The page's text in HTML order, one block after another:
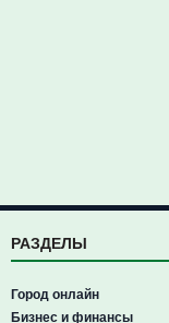
РАЗДЕЛЫ
Город онлайн
Бизнес и финансы